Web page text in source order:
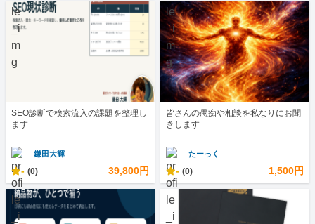
SEO診断で検索流入の課題を整理し
ます
鎌田大輝
- (0) 39,800円
皆さんの愚痴や相談を私なりにお聞
きします
たーっく
- (0) 1,500円